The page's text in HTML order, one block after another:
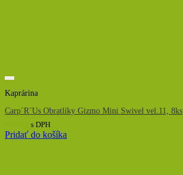
Kaprárina
Carp´R´Us Obratlíky Gizmo Mini Swivel vel.11, 8ks
s DPH
Pridať do košíka